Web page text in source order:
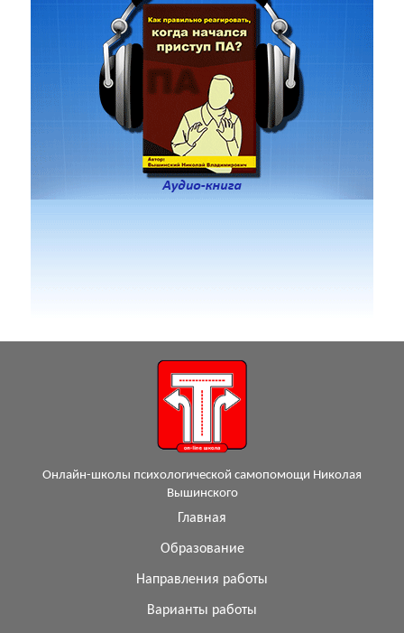
Онлайн-школы психологической самопомощи Николая
Вышинского
Главная
Образование
Направления работы
Варианты работы